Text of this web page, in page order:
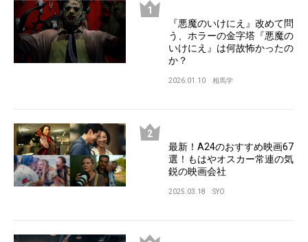
『悪魔のいけにえ』改めて問
う、ホラーの金字塔『悪魔の
いけにえ』は何故怖かったの
か？
2026.01.10 相馬学
最新！A24のおすすめ映画67
選！もはやオスカー常連の気
鋭の映画会社
2025.03.18 SYO